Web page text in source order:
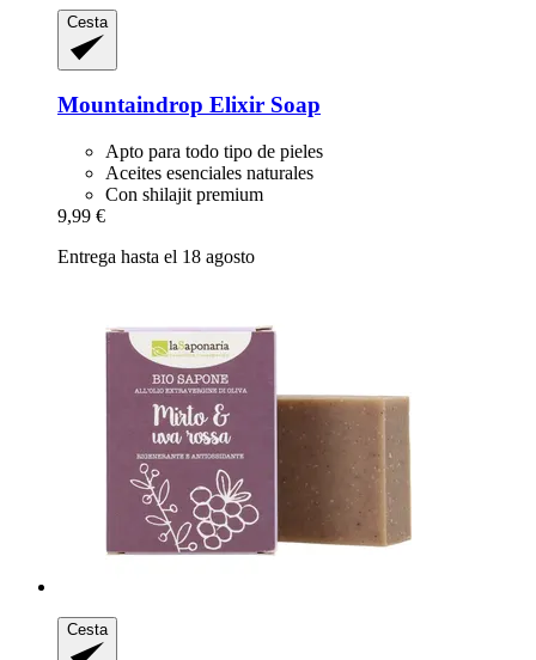
Cesta
Mountaindrop Elixir Soap
Apto para todo tipo de pieles
Aceites esenciales naturales
Con shilajit premium
9,99 €
Entrega hasta el 18 agosto
Cesta